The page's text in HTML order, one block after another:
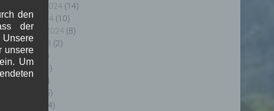
November 2024 (14)
Oktober 2024 (10)
September 2024 (8)
August 2024 (2)
Juli 2024
(9)
Juni 2024
(4)
(4)
(5)
(4)
den
der
unsere
Um